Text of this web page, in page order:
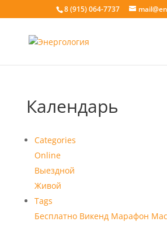
8 (915) 064-7737
Календарь
Categories
Online
Выездной
Живой
Tags
Бесплатно Викенд Марафон